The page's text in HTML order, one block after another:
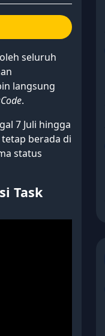
seluruh
langsung
.
7 Juli hingga
berada di
status
Task